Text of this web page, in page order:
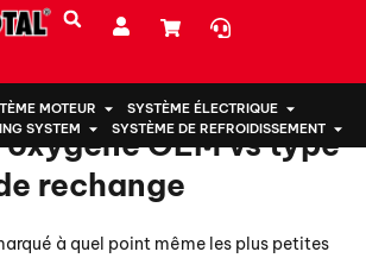
MOTEUR
SYSTÈME ÉLECTRIQUE
SYSTEM
SYSTÈME DE REFROIDISSEMENT
>
OEM vs type
rechange
à quel point même les plus petites